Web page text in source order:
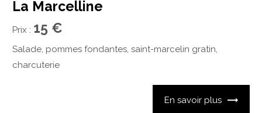
La Marcelline
Prix : 15 €
Salade, pommes fondantes, saint-marcelin gratin,
charcuterie
En savoir plus